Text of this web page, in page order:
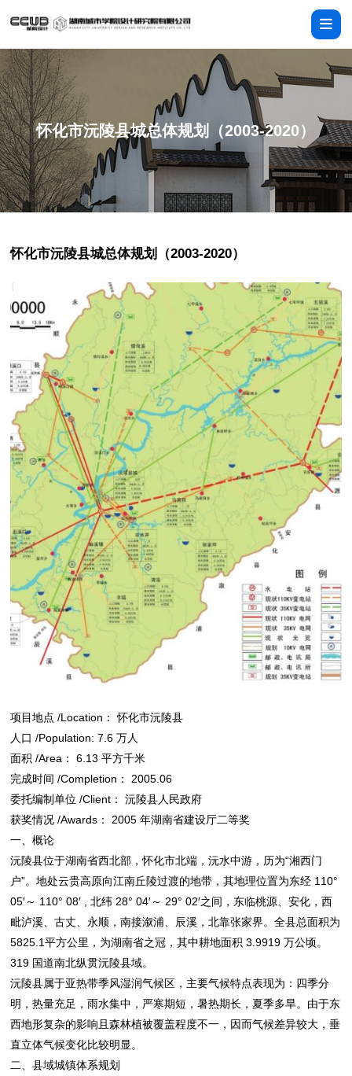
怀化市沅陵县城总体规划（2003-2020）
怀化市沅陵县城总体规划（2003-2020）
项目地点 /Location： 怀化市沅陵县
人口 /Population: 7.6 万人
面积 /Area： 6.13 平方千米
完成时间 /Completion： 2005.06
委托编制单位 /Client： 沅陵县人民政府
获奖情况 /Awards： 2005 年湖南省建设厅二等奖
一、概论
沅陵县位于湖南省西北部，怀化市北端，沅水中游，历为“湘西门
户”。地处云贵高原向江南丘陵过渡的地带，其地理位置为东经 110°
05′～ 110° 08′ , 北纬 28° 04′～ 29° 02′之间，东临桃源、安化，西
毗泸溪、古丈、永顺，南接溆浦、辰溪，北靠张家界。全县总面积为
5825.1平方公里，为湖南省之冠，其中耕地面积 3.9919 万公顷。
319 国道南北纵贯沅陵县域。
沅陵县属于亚热带季风湿润气候区，主要气候特点表现为：四季分
明，热量充足，雨水集中，严寒期短，暑热期长，夏季多旱。由于东
西地形复杂的影响且森林植被覆盖程度不一，因而气候差异较大，垂
直立体气候变化比较明显。
二、县域城镇体系规划